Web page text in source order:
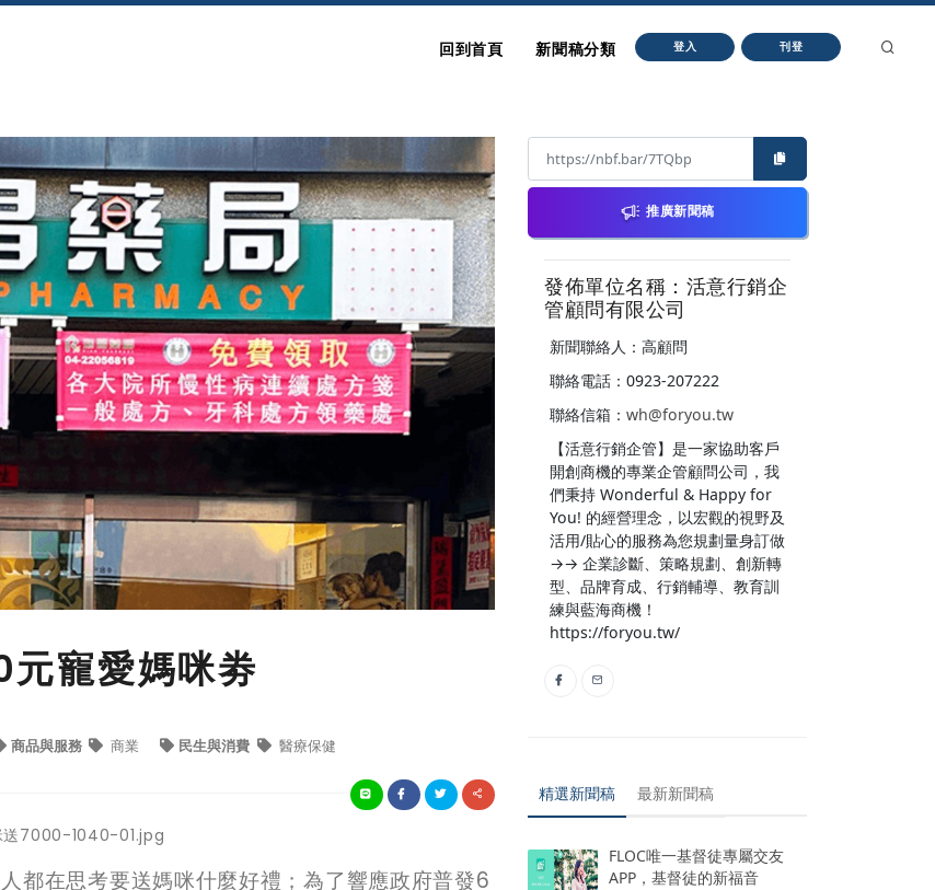
回到首頁 新聞稿分類 登入 刊登
寵愛媽咪劵
商品與服務 商業 民生與消費 醫療保健
在思考要送媽咪什麼好禮；為了響應政府普發6
推廣新聞稿
發佈單位名稱：活意行銷企
管顧問有限公司
新聞聯絡人：高顧問
聯絡電話：0923-207222
聯絡信箱： wh@foryou.tw
【活意行銷企管】是一家協助客戶
開創商機的專業企管顧問公司，我
們秉持 Wonderful & Happy for
You! 的經營理念，以宏觀的視野及
活用/貼心的服務為您規劃量身訂做
→→ 企業診斷、策略規劃、創新轉
型、品牌育成、行銷輔導、教育訓
練與藍海商機！
https://foryou.tw/
精選新聞稿 最新新聞稿
FLOC唯一基督徒專屬交友
APP，基督徒的新福音